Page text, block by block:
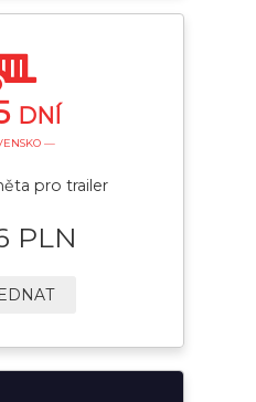
DNÍ
—
pro trailer
PLN